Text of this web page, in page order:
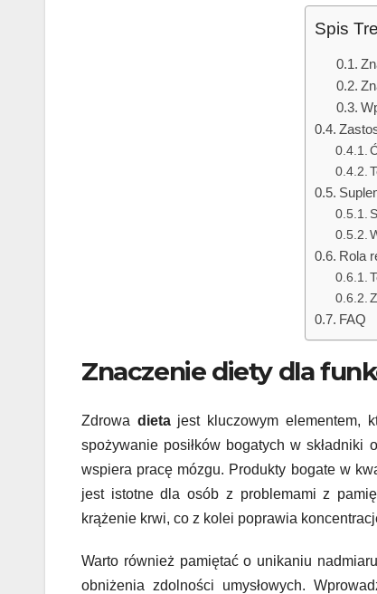
Spis
Rola
FAQ
Znaczenie diety dla
Zdrowa dietajest kluczowym elementem,
spożywanie posiłków bogatych w składniki
wspiera pracę mózgu. Produkty bogate w
jest istotne dla osób z problemami z
krążenie krwi, co z kolei poprawia
Warto również pamiętać o unikaniu
obniżenia zdolności umysłowych.